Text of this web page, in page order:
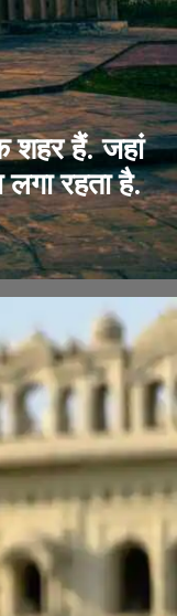
शहर हैं. जहां
लगा रहता है.